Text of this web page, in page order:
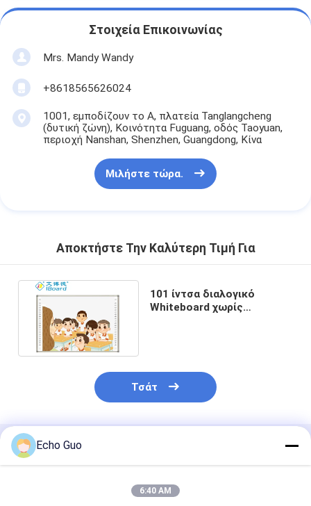
Στοιχεία Επικοινωνίας
Mrs. Mandy Wandy
+8618565626024
1001, εμποδίζουν το Α, πλατεία Tanglangcheng
(δυτική ζώνη), Κοινότητα Fuguang, οδός Taoyuan,
περιοχή Nanshan, Shenzhen, Guangdong, Κίνα
Μιλήστε τώρα.
Αποκτήστε Την Καλύτερη Τιμή Για
101 ίντσα διαλογικό
Whiteboard χωρίς
Τσάτ
Συνιστώμενα Προϊόντα
Echo Guo
6:40 AM